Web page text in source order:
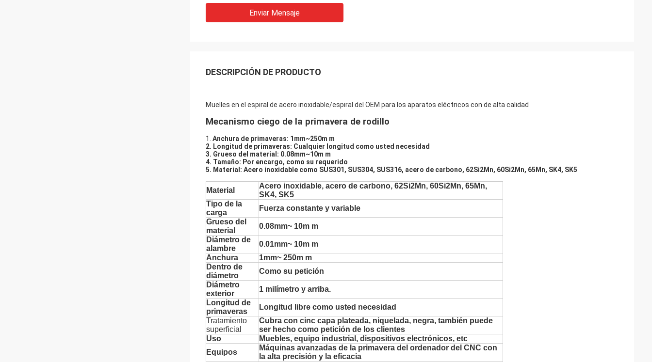
Enviar Mensaje
DESCRIPCIÓN DE PRODUCTO
Muelles en el espiral de acero inoxidable/espiral del OEM para los aparatos eléctricos con de alta calidad
Mecanismo ciego de la primavera de rodillo
1. Anchura de primaveras: 1mm~250m m
2. Longitud de primaveras: Cualquier longitud como usted necesidad
3. Grueso del material: 0.08mm~10m m
4. Tamaño: Por encargo, como su requerido
5. Material: Acero inoxidable como SUS301, SUS304, SUS316, acero de carbono, 62Si2Mn, 60Si2Mn, 65Mn, SK4, SK5
Material
Acero inoxidable, acero de carbono, 62Si2Mn, 60Si2Mn, 65Mn,
SK4, SK5
Tipo de la
carga
Fuerza constante y variable
Grueso del
material
0.08mm~ 10m m
Diámetro de
alambre
0.01mm~ 10m m
Anchura
1mm~ 250m m
Dentro de
diámetro
Como su petición
Diámetro
exterior
1 milímetro y arriba.
Longitud de
primaveras
Longitud libre como usted necesidad
Tratamiento
superficial
Cubra con cinc capa plateada, niquelada, negra, también puede
ser hecho como petición de los clientes
Uso
Muebles, equipo industrial, dispositivos electrónicos, etc
Equipos
Máquinas avanzadas de la primavera del ordenador del CNC con
la alta precisión y la eficacia